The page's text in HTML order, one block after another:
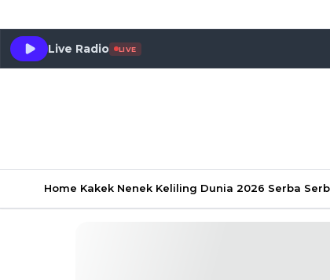
Live Radio LIVE
Home Kakek Nenek Keliling Dunia 2026 Serba